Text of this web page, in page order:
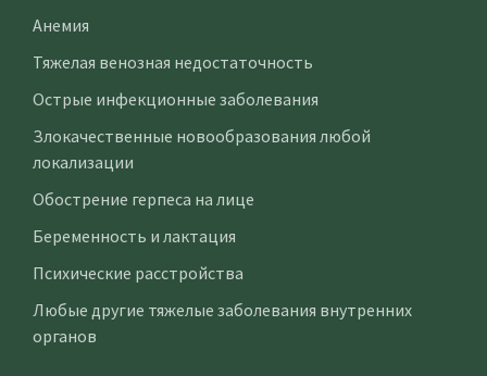
Анемия
Тяжелая венозная недостаточность
Острые инфекционные заболевания
Злокачественные новообразования любой
локализации
Обострение герпеса на лице
Беременность и лактация
Психические расстройства
Любые другие тяжелые заболевания внутренних
органов